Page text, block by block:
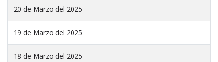
20 de Marzo del 2025
19 de Marzo del 2025
18 de Marzo del 2025